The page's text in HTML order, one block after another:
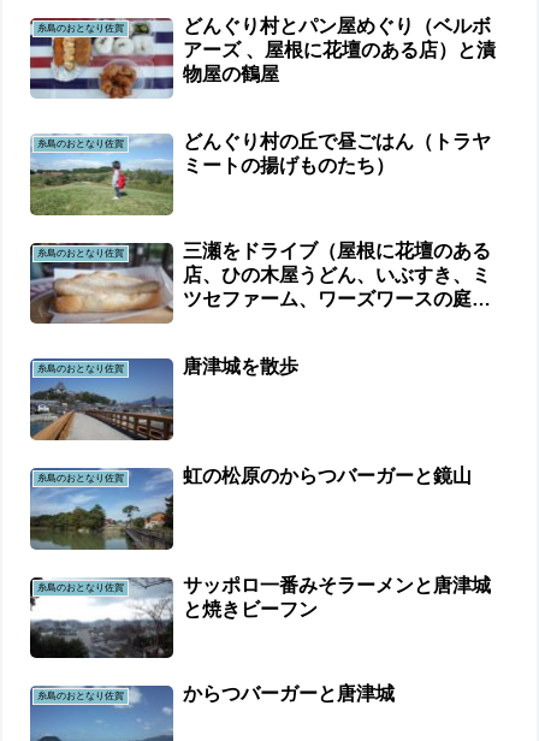
糸島のおとなり佐賀
どんぐり村とパン屋めぐり（ベルボ
アーズ 、屋根に花壇のある店）と漬
物屋の鶴屋
糸島のおとなり佐賀
どんぐり村の丘で昼ごはん（トラヤ
ミートの揚げものたち）
糸島のおとなり佐賀
三瀬をドライブ（屋根に花壇のある
店、ひの木屋うどん、いぶすき、ミ
ツセファーム、ワーズワースの庭、
糸島のおとなり佐賀 唐津城を散歩
糸島のおとなり佐賀 虹の松原のからつバーガーと鏡山
糸島のおとなり佐賀
サッポロ一番みそラーメンと唐津城
と焼きビーフン
糸島のおとなり佐賀 からつバーガーと唐津城